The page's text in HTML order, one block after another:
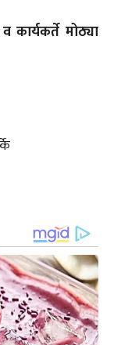
कार्यकर्ते मोठ्या